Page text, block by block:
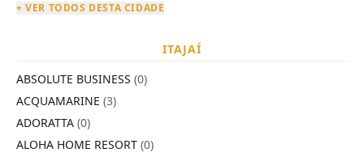
+ VER TODOS DESTA CIDADE
ITAJAÍ
ABSOLUTE BUSINESS (0)
ACQUAMARINE (3)
ADORATTA (0)
ALOHA HOME RESORT (0)